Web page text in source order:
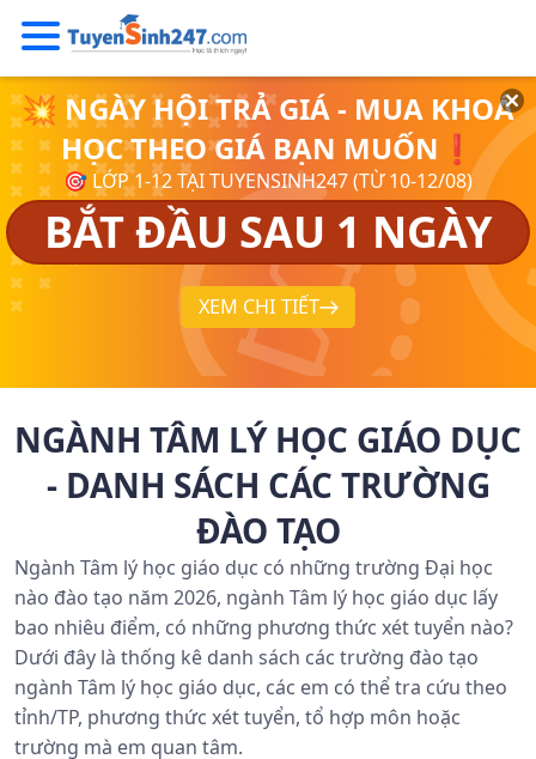
💥 NGÀY HỘI TRẢ GIÁ - MUA KHOÁ
HỌC THEO GIÁ BẠN MUỐN❗
🎯 LỚP 1-12 TẠI TUYENSINH247 (TỪ 10-12/08)
BẮT ĐẦU SAU 1 NGÀY
XEM CHI TIẾT
NGÀNH TÂM LÝ HỌC GIÁO DỤC
- DANH SÁCH CÁC TRƯỜNG
ĐÀO TẠO
Ngành Tâm lý học giáo dục có những trường Đại học
nào đào tạo năm 2026, ngành Tâm lý học giáo dục lấy
bao nhiêu điểm, có những phương thức xét tuyển nào?
Dưới đây là thống kê danh sách các trường đào tạo
ngành Tâm lý học giáo dục, các em có thể tra cứu theo
tỉnh/TP, phương thức xét tuyển, tổ hợp môn hoặc
trường mà em quan tâm.